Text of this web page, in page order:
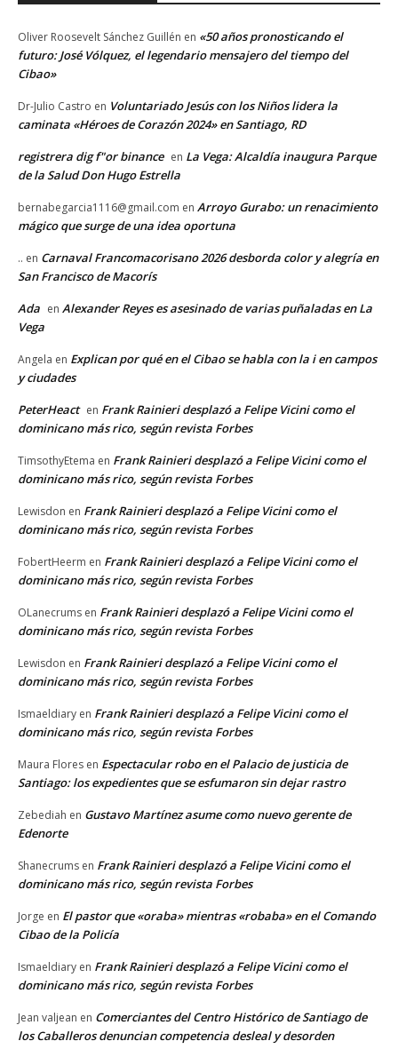
Oliver Roosevelt Sánchez Guillén en «50 años pronosticando el
futuro: José Vólquez, el legendario mensajero del tiempo del
Cibao»
Dr-Julio Castro en Voluntariado Jesús con los Niños lidera la
caminata «Héroes de Corazón 2024» en Santiago, RD
registrera dig f"or binance en La Vega: Alcaldía inaugura Parque
de la Salud Don Hugo Estrella
bernabegarcia1116@gmail.com en Arroyo Gurabo: un renacimiento
mágico que surge de una idea oportuna
.. en Carnaval Francomacorisano 2026 desborda color y alegría en
San Francisco de Macorís
Ada en Alexander Reyes es asesinado de varias puñaladas en La
Vega
Angela en Explican por qué en el Cibao se habla con la i en campos
y ciudades
PeterHeact en Frank Rainieri desplazó a Felipe Vicini como el
dominicano más rico, según revista Forbes
TimsothyEtema en Frank Rainieri desplazó a Felipe Vicini como el
dominicano más rico, según revista Forbes
Lewisdon en Frank Rainieri desplazó a Felipe Vicini como el
dominicano más rico, según revista Forbes
FobertHeerm en Frank Rainieri desplazó a Felipe Vicini como el
dominicano más rico, según revista Forbes
OLanecrums en Frank Rainieri desplazó a Felipe Vicini como el
dominicano más rico, según revista Forbes
Lewisdon en Frank Rainieri desplazó a Felipe Vicini como el
dominicano más rico, según revista Forbes
Ismaeldiary en Frank Rainieri desplazó a Felipe Vicini como el
dominicano más rico, según revista Forbes
Maura Flores en Espectacular robo en el Palacio de justicia de
Santiago: los expedientes que se esfumaron sin dejar rastro
Zebediah en Gustavo Martínez asume como nuevo gerente de
Edenorte
Shanecrums en Frank Rainieri desplazó a Felipe Vicini como el
dominicano más rico, según revista Forbes
Jorge en El pastor que «oraba» mientras «robaba» en el Comando
Cibao de la Policía
Ismaeldiary en Frank Rainieri desplazó a Felipe Vicini como el
dominicano más rico, según revista Forbes
Jean valjean en Comerciantes del Centro Histórico de Santiago de
los Caballeros denuncian competencia desleal y desorden